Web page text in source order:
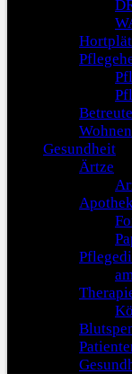
Wohnen
Gesundheit
Ärtze